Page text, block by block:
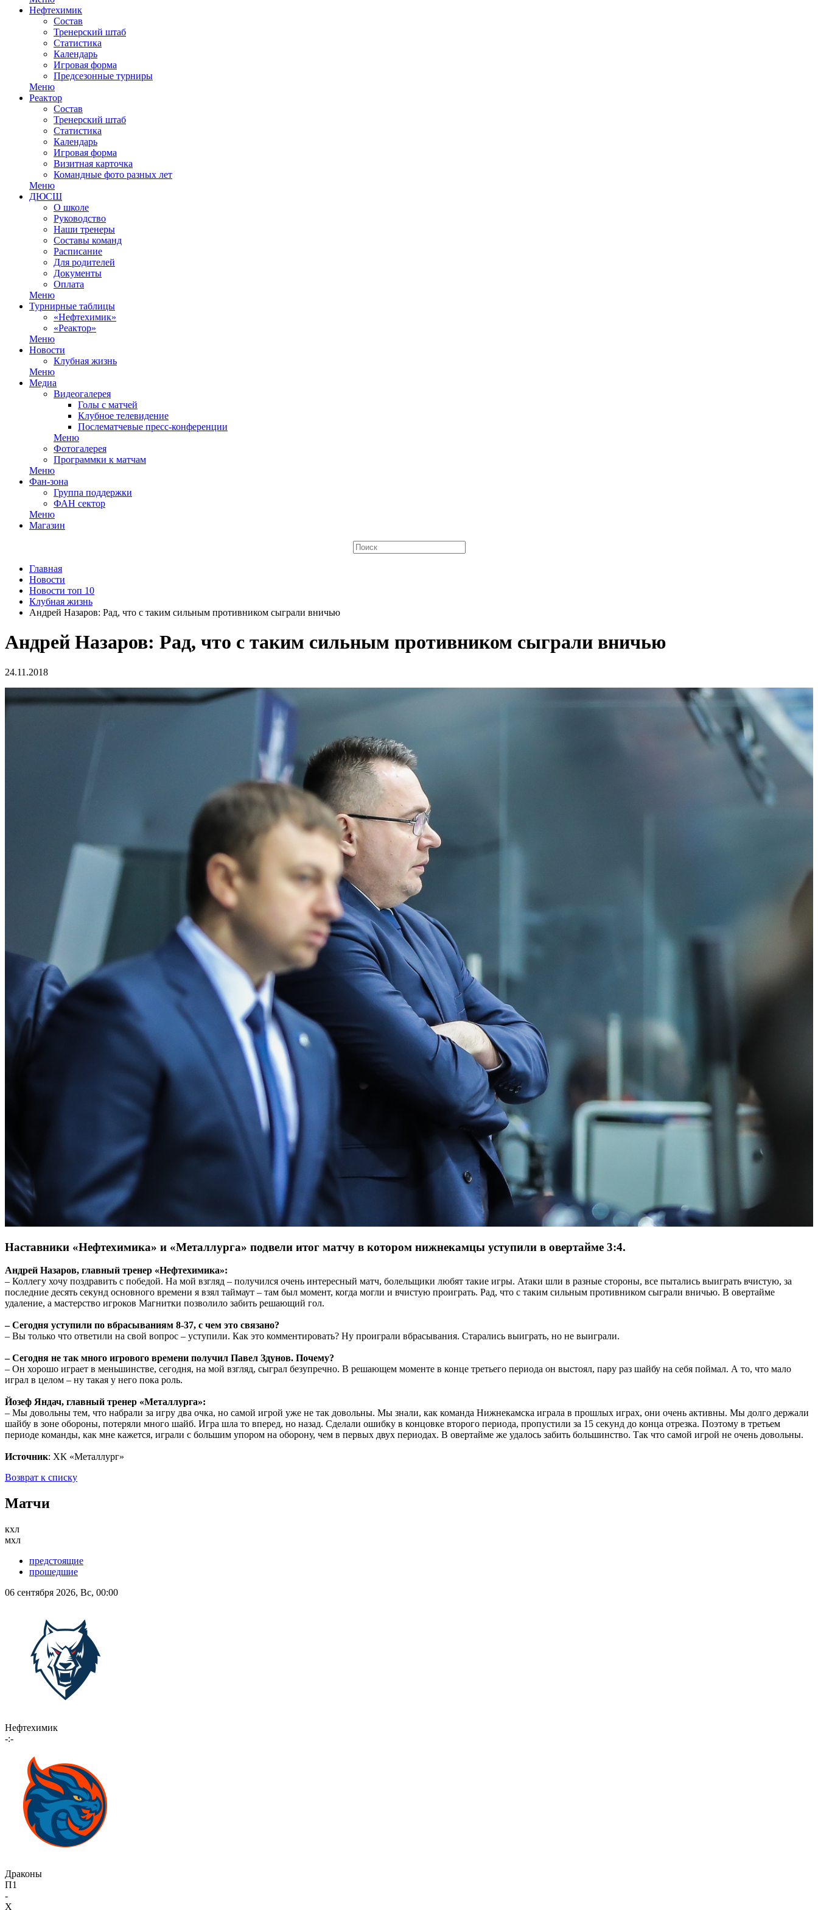
Нефтехимик
Состав
Тренерский штаб
Статистика
Календарь
Игровая форма
Предсезонные турниры
Меню
Реактор
Состав
Тренерский штаб
Статистика
Календарь
Игровая форма
Визитная карточка
Командные фото разных лет
Меню
ДЮСШ
О школе
Руководство
Наши тренеры
Составы команд
Расписание
Для родителей
Документы
Оплата
Меню
Турнирные таблицы
«Нефтехимик»
«Реактор»
Меню
Новости
Клубная жизнь
Меню
Медиа
Видеогалерея
Голы с матчей
Клубное телевидение
Послематчевые пресс-конференции
Меню
Фотогалерея
Программки к матчам
Меню
Фан-зона
Группа поддержки
ФАН сектор
Меню
Магазин
Главная
Новости
Новости топ 10
Клубная жизнь
Андрей Назаров: Рад, что с таким сильным противником сыграли вничью
Андрей Назаров: Рад, что с таким сильным противником сыграли вничью
24.11.2018
Наставники «Нефтехимика» и «Металлурга» подвели итог матчу в котором нижнекамцы уступили в овертайме 3:4.
Андрей Назаров, главный тренер «Нефтехимика»:
– Коллегу хочу поздравить с победой. На мой взгляд – получился очень интересный матч, болельщики любят такие игры. Атаки шли в разные стороны, все пытались выиграть вчистую, за
последние десять секунд основного времени я взял таймаут – там был момент, когда могли и вчистую проиграть. Рад, что с таким сильным противником сыграли вничью. В овертайме
удаление, а мастерство игроков Магнитки позволило забить решающий гол.
– Сегодня уступили по вбрасываниям 8-37, с чем это связано?
– Вы только что ответили на свой вопрос – уступили. Как это комментировать? Ну проиграли вбрасывания. Старались выиграть, но не выиграли.
– Сегодня не так много игрового времени получил Павел Здунов. Почему?
– Он хорошо играет в меньшинстве, сегодня, на мой взгляд, сыграл безупречно. В решающем моменте в конце третьего периода он выстоял, пару раз шайбу на себя поймал. А то, что мало
играл в целом – ну такая у него пока роль.
Йозеф Яндач, главный тренер «Металлурга»:
– Мы довольны тем, что набрали за игру два очка, но самой игрой уже не так довольны. Мы знали, как команда Нижнекамска играла в прошлых играх, они очень активны. Мы долго держали
шайбу в зоне обороны, потеряли много шайб. Игра шла то вперед, но назад. Сделали ошибку в концовке второго периода, пропустили за 15 секунд до конца отрезка. Поэтому в третьем
периоде команды, как мне кажется, играли с большим упором на оборону, чем в первых двух периодах. В овертайме же удалось забить большинство. Так что самой игрой не очень довольны.
Источник: ХК «Металлург»
Возврат к списку
Матчи
кхл
мхл
предстоящие
прошедшие
06 сентября 2026, Вс, 00:00
Нефтехимик
-:-
Драконы
П1
-
X